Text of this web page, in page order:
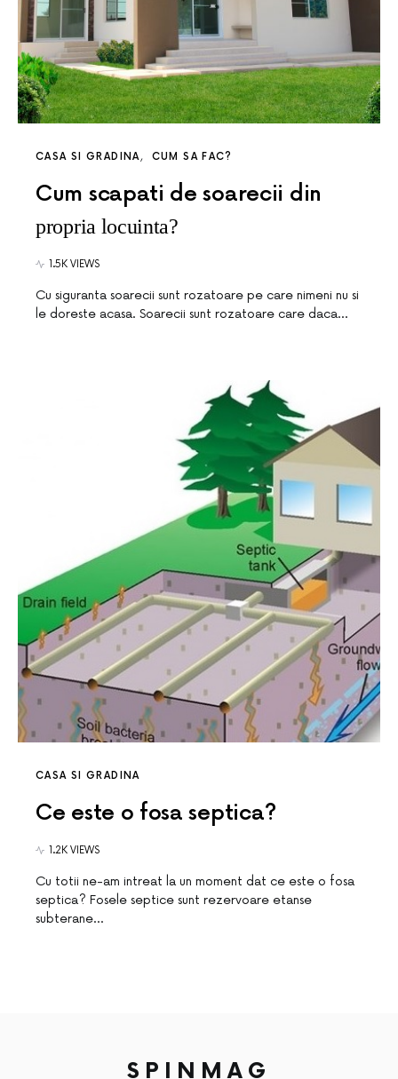
CASA SI GRADINA CUM SA FAC?
Cum scapati de soarecii din
propria locuinta?
1.5K VIEWS
Cu siguranta soarecii sunt rozatoare pe care nimeni nu si
le doreste acasa. Soarecii sunt rozatoare care daca…
CASA SI GRADINA
Ce este o fosa septica?
1.2K VIEWS
Cu totii ne-am intreat la un moment dat ce este o fosa
septica? Fosele septice sunt rezervoare etanse
subterane…
SPINMAG